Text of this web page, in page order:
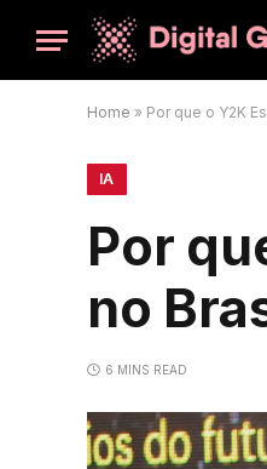
Home » Por que o Y2K
IA
Por
no
6 MINS READ